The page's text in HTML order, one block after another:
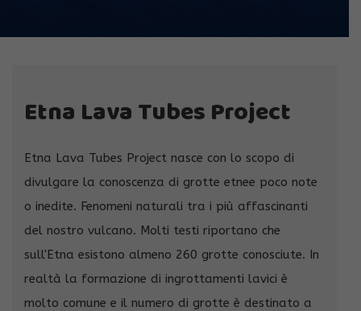
Etna Lava Tubes Project
Etna Lava Tubes Project nasce con lo scopo di
divulgare la conoscenza di grotte etnee poco note
o inedite. Fenomeni naturali tra i più affascinanti
del nostro vulcano. Molti testi riportano che
sull'Etna esistono almeno 260 grotte conosciute. In
realtà la formazione di ingrottamenti lavici è
molto comune e il numero di grotte è destinato a